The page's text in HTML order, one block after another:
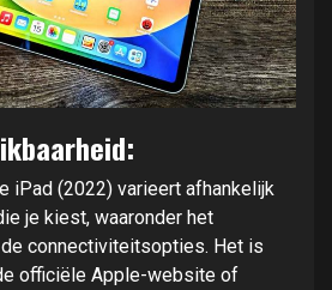
iPad (2022) varieert afhankelijk
je kiest, waaronder het
connectiviteitsopties. Het is
officiële Apple-website of